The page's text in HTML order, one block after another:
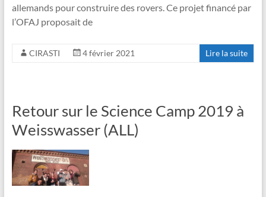
allemands pour construire des rovers. Ce projet financé par
l’OFAJ proposait de
CIRASTI 4 février 2021 Lire la suite
Retour sur le Science Camp 2019 à
Weisswasser (ALL)